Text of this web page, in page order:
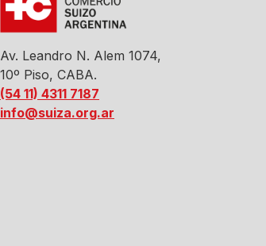
Av. Leandro N. Alem 1074,
10º Piso, CABA.
(54 11) 4311 7187
info@suiza.org.ar